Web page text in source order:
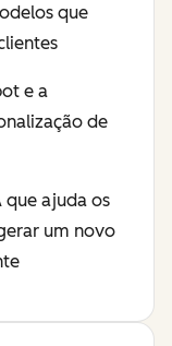
que
e a
de
que ajuda os
um novo